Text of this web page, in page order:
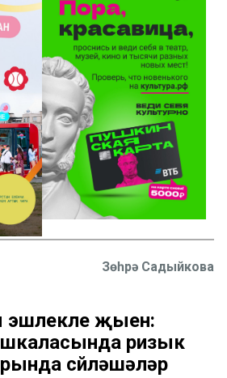
Зөһрә Садыйкова
эшлекле җыен:
ризык
сөйләшәләр